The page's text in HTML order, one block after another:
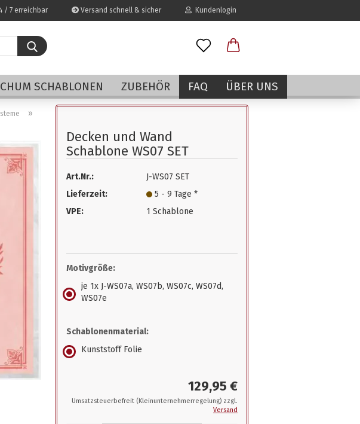
/ 7 erreichbar Versand schnell & sicher Kundenlogin
E-Mail
Passwort
Konto erstellen
Passwort vergessen?
Schablonen
suche
hier
...
SCHABLONEN ZUBEHÖR FAQ ÜBER UNS
»
Decken und Wand
Schablone WS07 SET
Art.Nr.:
J-WS07 SET
Lieferzeit:
5 - 9 Tage *
VPE:
1 Schablone
Motivgröße:
je 1x J-WS07a, WS07b, WS07c, WS07d,
WS07e
Schablonenmaterial:
Kunststoff Folie
129,95 €
Umsatzsteuerbefreit (Kleinunternehmerregelung) zzgl.
Versand